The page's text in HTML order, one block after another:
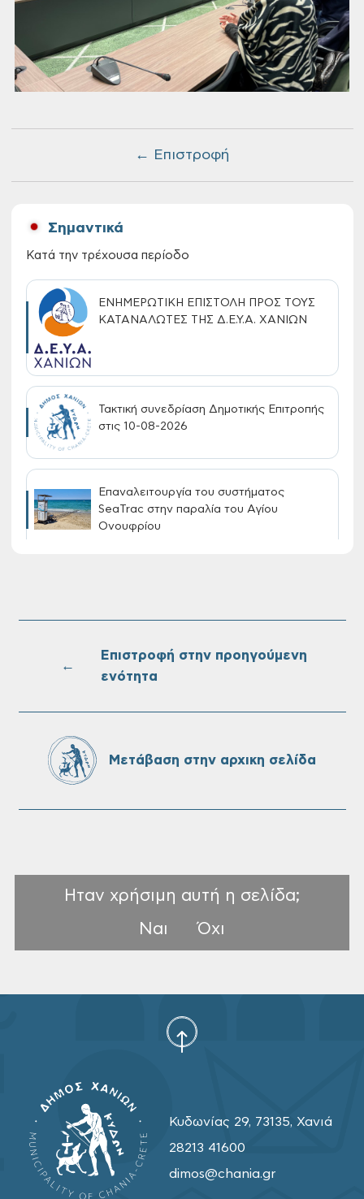
← Επιστροφή
Σημαντικά
Κατά την τρέχουσα περίοδο
ΕΝΗΜΕΡΩΤΙΚΗ ΕΠΙΣΤΟΛΗ ΠΡΟΣ ΤΟΥΣ
ΚΑΤΑΝΑΛΩΤΕΣ ΤΗΣ Δ.Ε.Υ.Α. ΧΑΝΙΩΝ
Τακτική συνεδρίαση Δημοτικής Επιτροπής
στις 10-08-2026
Επαναλειτουργία του συστήματος
SeaTrac στην παραλία του Αγίου
Ονουφρίου
πίνακες της προκήρυξης ΣΟΧ 3/2026 του
πρόσληψη προσωπικού με σχέση
σχολικών μονάδων
←
Επιστροφή στην προηγούμενη
ενότητα
Μετάβαση στην αρχικη σελίδα
Ηταν χρήσιμη αυτή η σελίδα;
Ναι
Όχι
Κυδωνίας 29, 73135, Χανιά
28213 41600
dimos@chania.gr